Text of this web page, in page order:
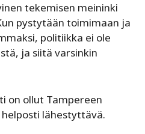
tekemisen meininki
pystytään toimimaan ja
politiikka ei ole
ja siitä varsinkin
on ollut Tampereen
lähestyttävä.